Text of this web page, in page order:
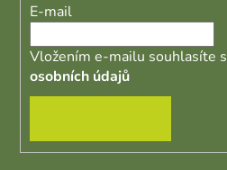
E-mail
Vložením e-mailu souhlasíte s
osobních údajů